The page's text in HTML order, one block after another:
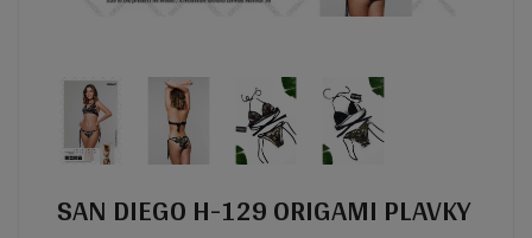
SAN DIEGO H-129 ORIGAMI PLAVKY